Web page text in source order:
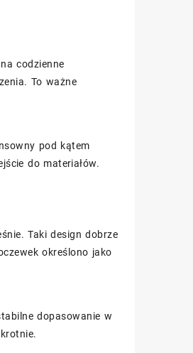
codzienne
To ważne
pod kątem
do materiałów.
Taki design dobrze
określono jako
dopasowanie w